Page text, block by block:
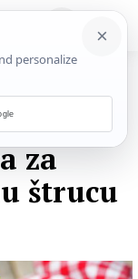
za
štrucu